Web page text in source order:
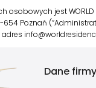
jest WORLD
654 Poznań
Dane firmy